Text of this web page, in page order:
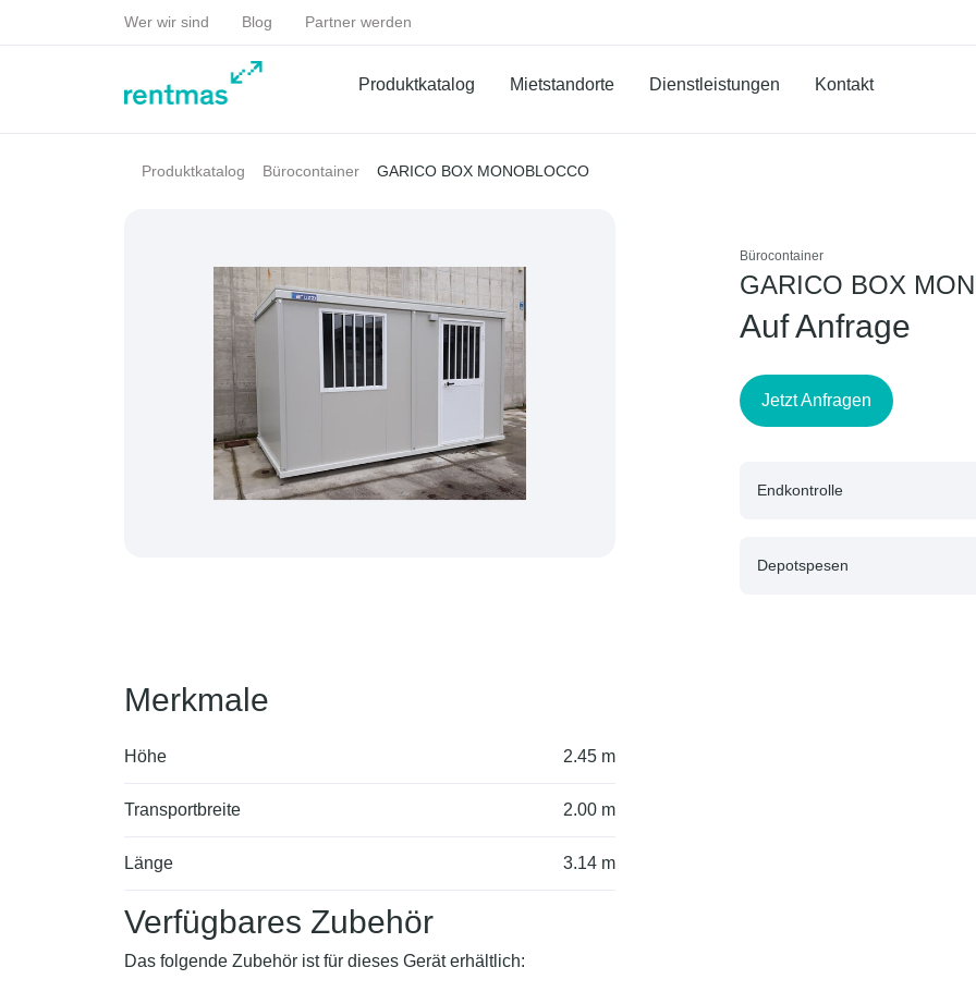
Wer wir sind Blog Partner werden
Produktkatalog Mietstandorte Dienstleistungen Kontakt
Produktkatalog Bürocontainer GARICO BOX MONOBLOCCO
Bürocontainer
GARICO BOX
Auf Anfrage
Jetzt Anfragen
Endkontrolle
Depotspesen
Merkmale
Höhe 2.45 m
Transportbreite 2.00 m
Länge 3.14 m
Verfügbares Zubehör
Das folgende Zubehör ist für dieses Gerät erhältlich: